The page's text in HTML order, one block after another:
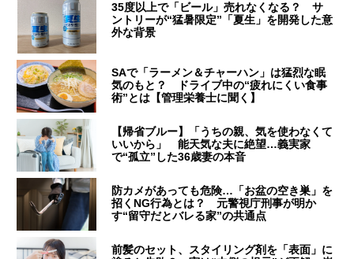
35度以上で「ビール」売れなくなる？ サ
ントリーが“猛暑限定”「夏生」を開発した意
外な背景
SAで「ラーメン＆チャーハン」は猛烈な眠
気のもと？ ドライブ中の“疲れにくい食事
術”とは【管理栄養士に聞く】
【帰省ブルー】「うちの親、気を使わなくて
いいから」 能天気な夫に絶望…義実家
で“孤立”した36歳妻の本音
防カメがあっても危険…「お盆の空き巣」を
招くNG行為とは？ 元警視庁刑事が明か
す“留守だとバレる家”の共通点
前髪のセット、スタイリング剤を「表面」に